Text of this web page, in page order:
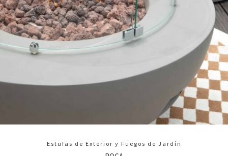
Estufas de Exterior y Fuegos de Jardín